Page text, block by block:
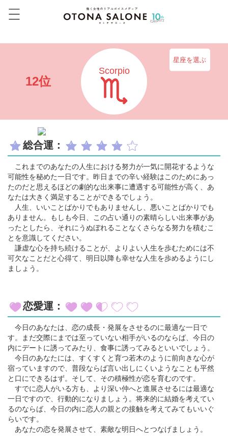
12位
Scorpio
星座を選ぶ
総合運：
これまでのあなたの人生における努力が一気に開花するような
可能性を秘めた一日です。昨日までの辛い経験はこのためにあっ
たのだと思えるほどの劇的な出来事に遭遇する可能性が高く、あ
なたは大きく満足することができるでしょう。
人生、いいことばかりでもありませんし、悪いことばかりでも
ありません。もしも今日、この占い通りの素晴らしい出来事があ
ったとしたら、それにうぬぼれることなくさらなる努力を積むこ
とを意識してください。
謙虚な心を持ち続けることが、よりよい人生を歩むためには不
可欠なことだと心得て、明日以降も幸せな人生を歩めるようにし
ましょう。
恋愛運：
今日のあなたは、恋の成長・発展をさせるのに最適な一日で
す。まだ交際にまでは至っていない相手がいるのならば、今日の
内にデートに誘ってみたり、食事に誘ってみるといいでしょう。
今日のあなたには、すくすくと育つ若木のように前向きな心が
宿っていますので、普段ならば言い出しにくいようなことも平然
と口にできるはず。そして、その積極性が恋を育むのです。
すでに恋人がいる方も、より深い仲へと進展させるには最適な
一日ですので、行動的になりましょう。将来的に結婚を考えてい
るのならば、今日の内に恋人の親との接触を考えてみてもいいぐ
らいです。
あなたの恋を発展させて、素敵な明日へとつなげましょう。